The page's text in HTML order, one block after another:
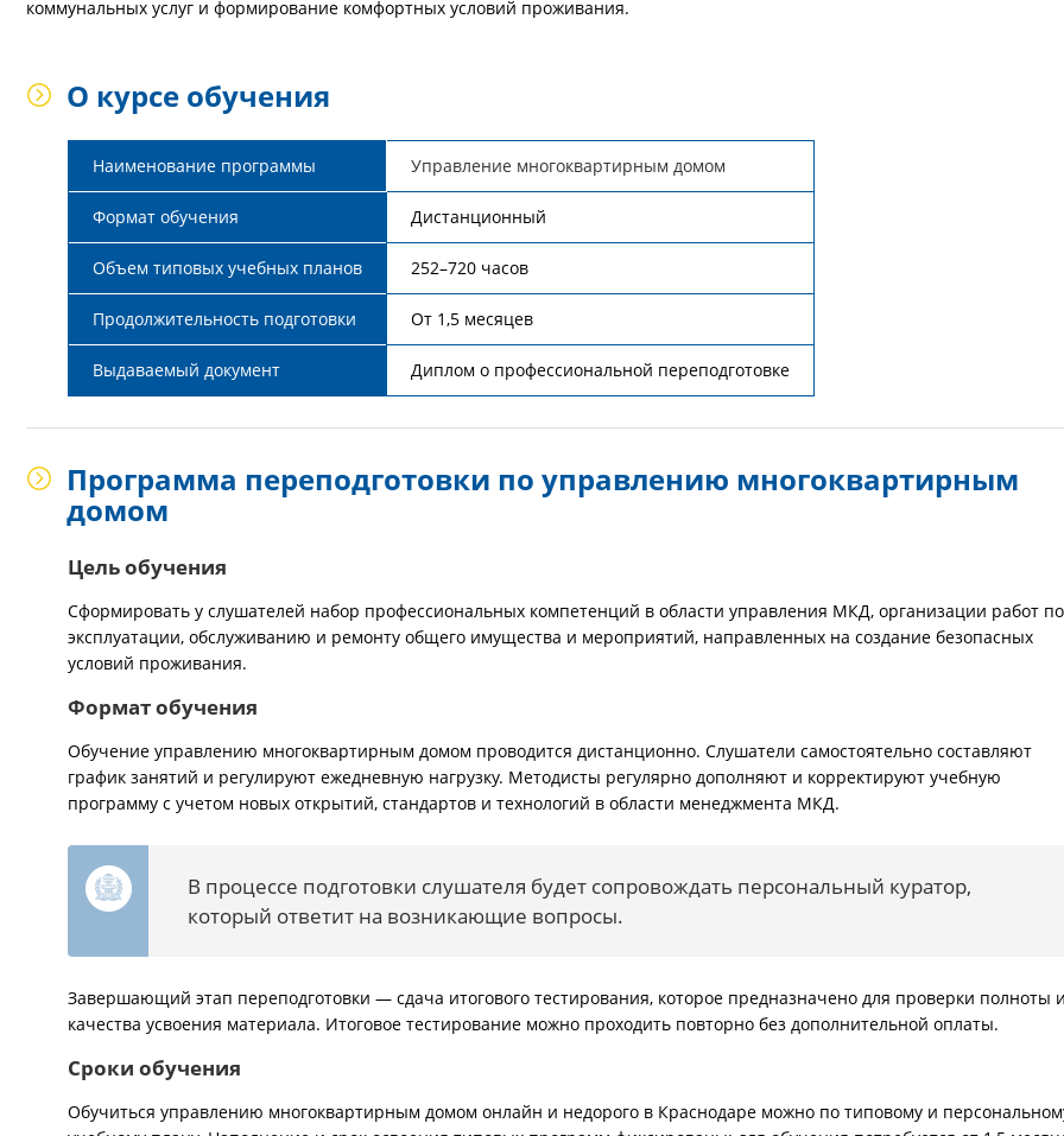
коммунальных услуг и формирование комфортных условий проживания.
О курсе обучения
Наименование программы Управление многоквартирным домом
Формат обучения Дистанционный
Объем типовых учебных планов 252–720 часов
Продолжительность подготовки От 1,5 месяцев
Выдаваемый документ Диплом о профессиональной переподготовке
Программа переподготовки по управлению многоквартирным
домом
Цель обучения
Сформировать у слушателей набор профессиональных компетенций в области управления МКД, организации работ по
эксплуатации, обслуживанию и ремонту общего имущества и мероприятий, направленных на создание безопасных
условий проживания.
Формат обучения
Обучение управлению многоквартирным домом проводится дистанционно. Слушатели самостоятельно составляют
график занятий и регулируют ежедневную нагрузку. Методисты регулярно дополняют и корректируют учебную
программу с учетом новых открытий, стандартов и технологий в области менеджмента МКД.
В процессе подготовки слушателя будет сопровождать персональный куратор,
который ответит на возникающие вопросы.
Завершающий этап переподготовки — сдача итогового тестирования, которое предназначено для проверки полноты и
качества усвоения материала. Итоговое тестирование можно проходить повторно без дополнительной оплаты.
Сроки обучения
Обучиться управлению многоквартирным домом онлайн и недорого в Краснодаре можно по типовому и